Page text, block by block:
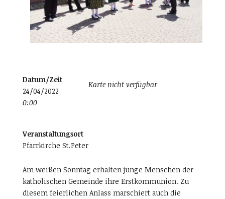
Datum/Zeit
24/04/2022
0:00
Veranstaltungsort
Pfarrkirche St.Peter
Karte nicht verfügbar
Am weißen Sonntag erhalten junge Menschen der
katholischen Gemeinde ihre Erstkommunion. Zu
diesem feierlichen Anlass marschiert auch die